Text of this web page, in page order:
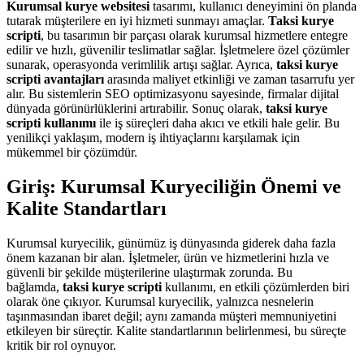
Kurumsal kurye websitesi tasarımı, kullanıcı deneyimini ön planda
tutarak müşterilere en iyi hizmeti sunmayı amaçlar. Taksi kurye
scripti, bu tasarımın bir parçası olarak kurumsal hizmetlere entegre
edilir ve hızlı, güvenilir teslimatlar sağlar. İşletmelere özel çözümler
sunarak, operasyonda verimlilik artışı sağlar. Ayrıca, taksi kurye
scripti avantajları arasında maliyet etkinliği ve zaman tasarrufu yer
alır. Bu sistemlerin SEO optimizasyonu sayesinde, firmalar dijital
dünyada görünürlüklerini artırabilir. Sonuç olarak, taksi kurye
scripti kullanımı ile iş süreçleri daha akıcı ve etkili hale gelir. Bu
yenilikçi yaklaşım, modern iş ihtiyaçlarını karşılamak için
mükemmel bir çözümdür.
Giriş: Kurumsal Kuryeciliğin Önemi ve
Kalite Standartları
Kurumsal kuryecilik, günümüz iş dünyasında giderek daha fazla
önem kazanan bir alan. İşletmeler, ürün ve hizmetlerini hızla ve
güvenli bir şekilde müşterilerine ulaştırmak zorunda. Bu
bağlamda, taksi kurye scripti kullanımı, en etkili çözümlerden biri
olarak öne çıkıyor. Kurumsal kuryecilik, yalnızca nesnelerin
taşınmasından ibaret değil; aynı zamanda müşteri memnuniyetini
etkileyen bir süreçtir. Kalite standartlarının belirlenmesi, bu süreçte
kritik bir rol oynuyor.